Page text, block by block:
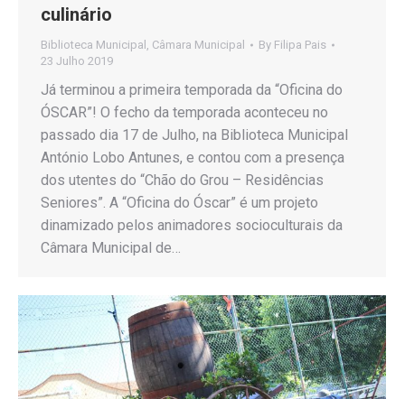
culinário
Biblioteca Municipal , Câmara Municipal By Filipa Pais
23 Julho 2019
Já terminou a primeira temporada da “Oficina do
ÓSCAR”! O fecho da temporada aconteceu no
passado dia 17 de Julho, na Biblioteca Municipal
António Lobo Antunes, e contou com a presença
dos utentes do “Chão do Grou – Residências
Seniores”. A “Oficina do Óscar” é um projeto
dinamizado pelos animadores socioculturais da
Câmara Municipal de…